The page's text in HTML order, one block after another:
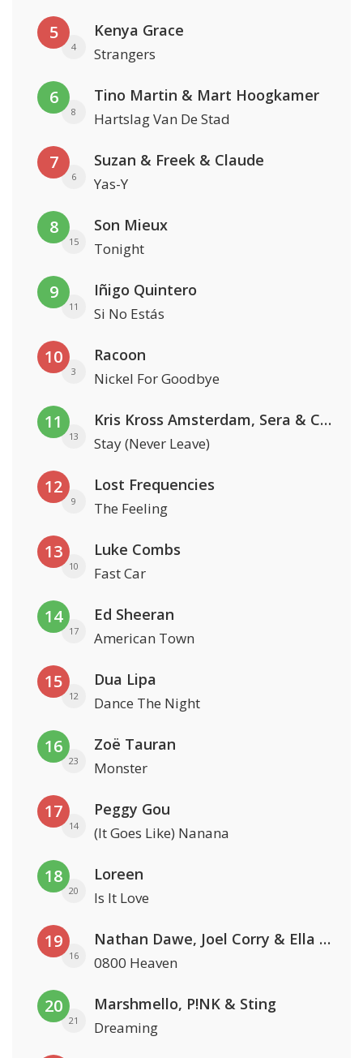
5
4
Kenya Grace
Strangers
6
8
Tino Martin & Mart Hoogkamer
Hartslag Van De Stad
7
6
Suzan & Freek & Claude
Yas-Y
8
15
Son Mieux
Tonight
9
11
Iñigo Quintero
Si No Estás
10
3
Racoon
Nickel For Goodbye
11
13
Kris Kross Amsterdam, Sera & Conor Maynard
Stay (Never Leave)
12
9
Lost Frequencies
The Feeling
13
10
Luke Combs
Fast Car
14
17
Ed Sheeran
American Town
15
12
Dua Lipa
Dance The Night
16
23
Zoë Tauran
Monster
17
14
Peggy Gou
(It Goes Like) Nanana
18
20
Loreen
Is It Love
19
16
Nathan Dawe, Joel Corry & Ella Henderson
0800 Heaven
20
21
Marshmello, P!NK & Sting
Dreaming